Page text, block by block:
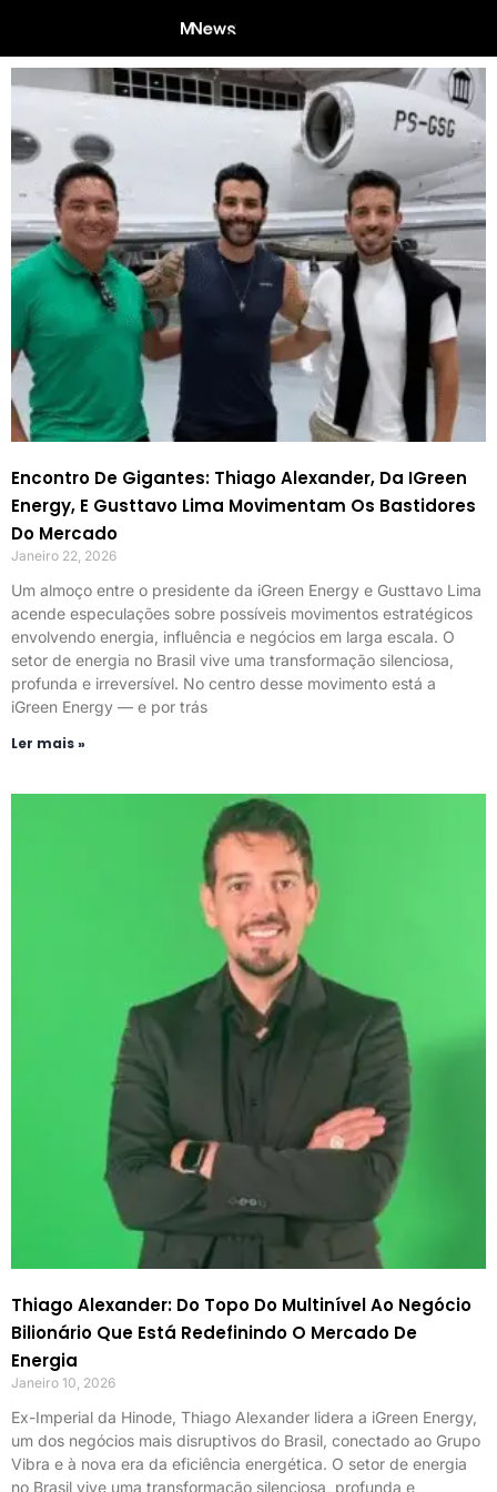
Encontro De Gigantes: Thiago Alexander, Da IGreen
Energy, E Gusttavo Lima Movimentam Os Bastidores
Do Mercado
Janeiro 22, 2026
Um almoço entre o presidente da iGreen Energy e Gusttavo Lima
acende especulações sobre possíveis movimentos estratégicos
envolvendo energia, influência e negócios em larga escala. O
setor de energia no Brasil vive uma transformação silenciosa,
profunda e irreversível. No centro desse movimento está a
iGreen Energy — e por trás
Ler mais »
Thiago Alexander: Do Topo Do Multinível Ao Negócio
Bilionário Que Está Redefinindo O Mercado De
Energia
Janeiro 10, 2026
Ex-Imperial da Hinode, Thiago Alexander lidera a iGreen Energy,
um dos negócios mais disruptivos do Brasil, conectado ao Grupo
Vibra e à nova era da eficiência energética. O setor de energia
no Brasil vive uma transformação silenciosa, profunda e